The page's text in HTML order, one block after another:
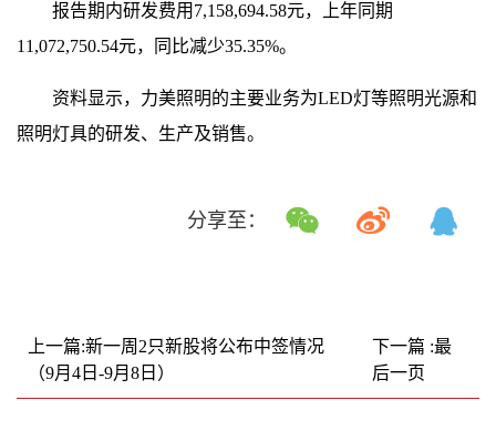
报告期内研发费用7,158,694.58元，上年同期
11,072,750.54元，同比减少35.35%。
资料显示，力美照明的主要业务为LED灯等照明光源和
照明灯具的研发、生产及销售。
分享至：
上一篇:新一周2只新股将公布中签情况
（9月4日-9月8日）
下一篇 :最
后一页